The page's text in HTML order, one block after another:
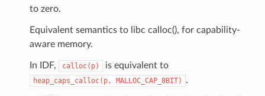
to zero.
Equivalent semantics to libc calloc(), for capability-
aware memory.
In IDF, calloc(p) is equivalent to
heap_caps_calloc(p, MALLOC_CAP_8BIT) .